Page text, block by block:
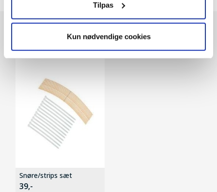
Tilpas
Kun nødvendige cookies
Andre kunder købte også
Snøre/strips sæt
39,-